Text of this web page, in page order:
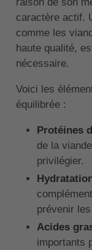
caractère actif.
comme les
haute qualité,
nécessaire.
Voici les
équilibrée :
Protéines
de la
privilégier.
prévenir
Acides
importants